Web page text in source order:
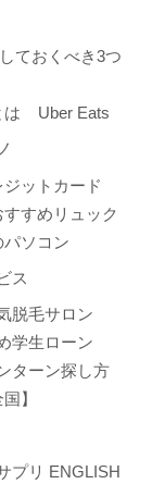
ておくべき3つ
は
Uber Eats
ットカード
すすめリュック
パソコン
ス
脱毛サロン
学生ローン
ターン探し方
】
プリ ENGLISH